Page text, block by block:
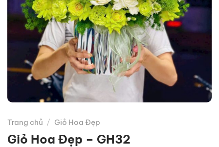
Trang chủ / Giỏ Hoa Đẹp
Giỏ Hoa Đẹp – GH32